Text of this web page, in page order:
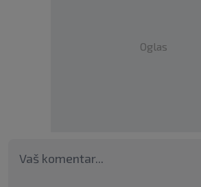
Oglas